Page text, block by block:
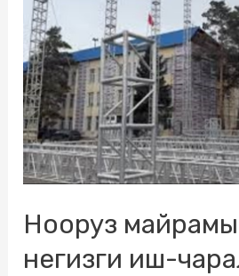
Нооруз
негизги иш-